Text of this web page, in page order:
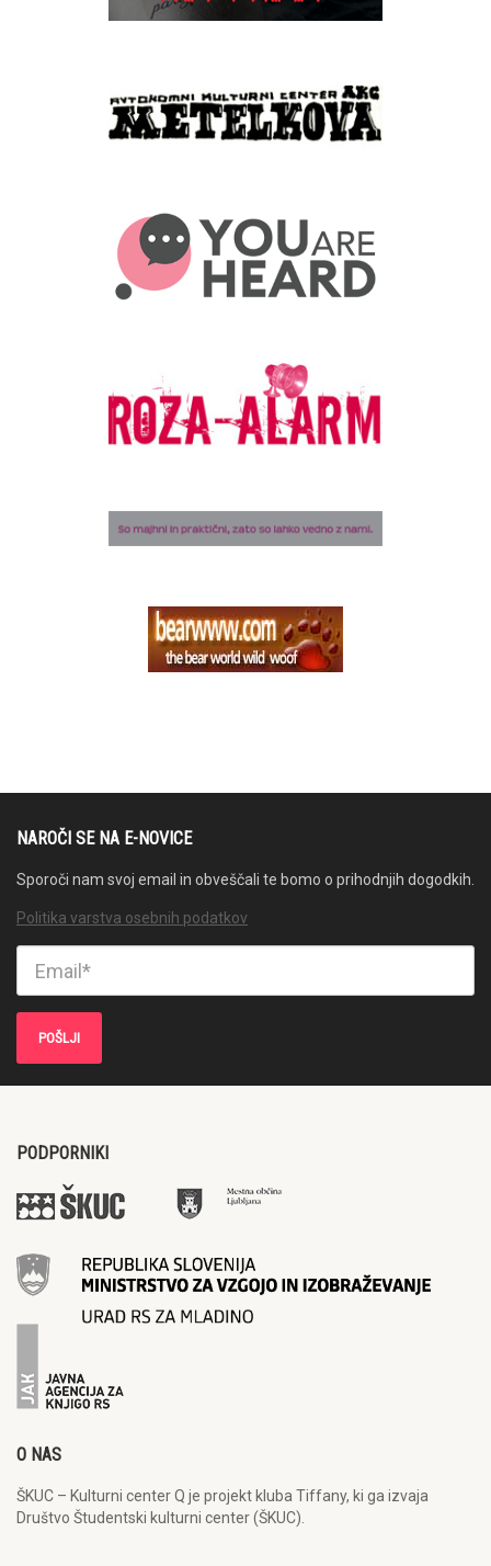
NAROČI SE NA E-NOVICE
Sporoči nam svoj email in obveščali te bomo o prihodnjih dogodkih.
Politika varstva osebnih podatkov
PODPORNIKI
O NAS
ŠKUC – Kulturni center Q je projekt kluba Tiffany, ki ga izvaja
Društvo Študentski kulturni center (ŠKUC).